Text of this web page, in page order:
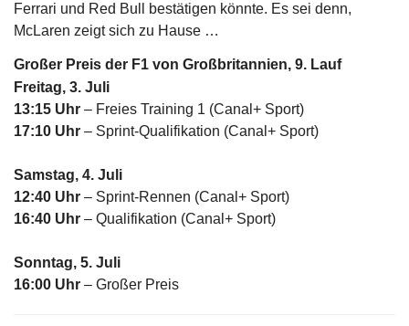
Ferrari und Red Bull bestätigen könnte. Es sei denn,
McLaren zeigt sich zu Hause …
Großer Preis der F1 von Großbritannien, 9. Lauf
Freitag, 3. Juli
13:15 Uhr – Freies Training 1 (Canal+ Sport)
17:10 Uhr – Sprint-Qualifikation (Canal+ Sport)
Samstag, 4. Juli
12:40 Uhr – Sprint-Rennen (Canal+ Sport)
16:40 Uhr – Qualifikation (Canal+ Sport)
Sonntag, 5. Juli
16:00 Uhr – Großer Preis